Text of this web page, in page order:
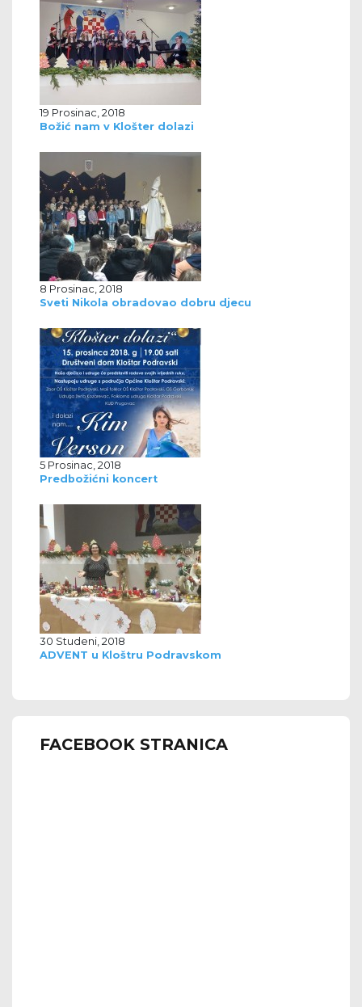
19 Prosinac, 2018
Božić nam v Klošter dolazi
8 Prosinac, 2018
Sveti Nikola obradovao dobru djecu
5 Prosinac, 2018
Predbožićni koncert
30 Studeni, 2018
ADVENT u Kloštru Podravskom
FACEBOOK STRANICA